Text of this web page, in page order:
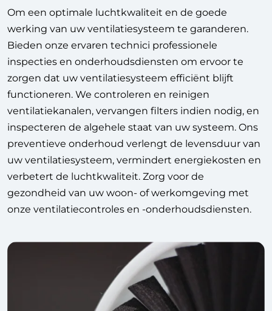
Om een optimale luchtkwaliteit en de goede
werking van uw ventilatiesysteem te garanderen.
Bieden onze ervaren technici professionele
inspecties en onderhoudsdiensten om ervoor te
zorgen dat uw ventilatiesysteem efficiënt blijft
functioneren. We controleren en reinigen
ventilatiekanalen, vervangen filters indien nodig, en
inspecteren de algehele staat van uw systeem. Ons
preventieve onderhoud verlengt de levensduur van
uw ventilatiesysteem, vermindert energiekosten en
verbetert de luchtkwaliteit. Zorg voor de
gezondheid van uw woon- of werkomgeving met
onze ventilatiecontroles en -onderhoudsdiensten.